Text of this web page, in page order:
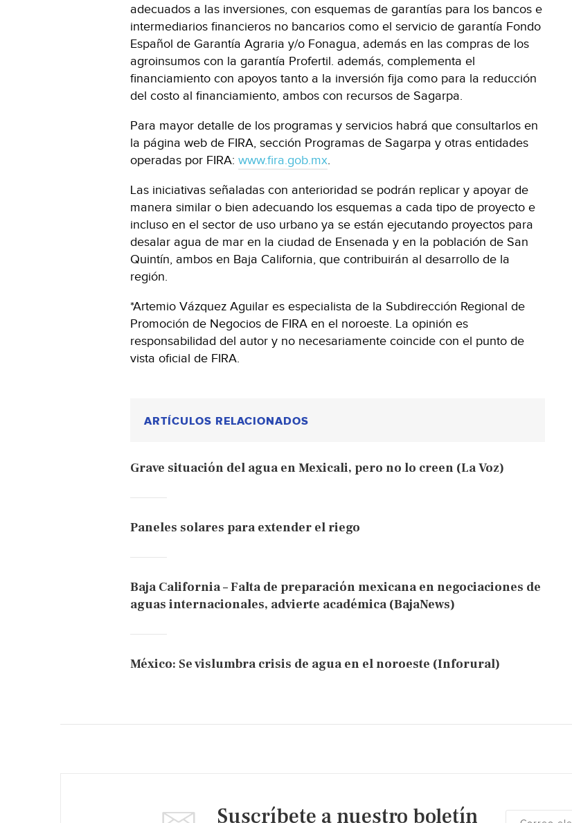
adecuados a las inversiones, con esquemas de garantías para los bancos e
intermediarios financieros no bancarios como el servicio de garantía Fondo
Español de Garantía Agraria y/o Fonagua, además en las compras de los
agroinsumos con la garantía Profertil. además, complementa el
financiamiento con apoyos tanto a la inversión fija como para la reducción
del costo al financiamiento, ambos con recursos de Sagarpa.
Para mayor detalle de los programas y servicios habrá que consultarlos en
la página web de FIRA, sección Programas de Sagarpa y otras entidades
operadas por FIRA: www.fira.gob.mx.
Las iniciativas señaladas con anterioridad se podrán replicar y apoyar de
manera similar o bien adecuando los esquemas a cada tipo de proyecto e
incluso en el sector de uso urbano ya se están ejecutando proyectos para
desalar agua de mar en la ciudad de Ensenada y en la población de San
Quintín, ambos en Baja California, que contribuirán al desarrollo de la
región.
*Artemio Vázquez Aguilar es especialista de la Subdirección Regional de
Promoción de Negocios de FIRA en el noroeste. La opinión es
responsabilidad del autor y no necesariamente coincide con el punto de
vista oficial de FIRA.
ARTÍCULOS RELACIONADOS
Grave situación del agua en Mexicali, pero no lo creen (La Voz)
Paneles solares para extender el riego
Baja California – Falta de preparación mexicana en negociaciones de
aguas internacionales, advierte académica (BajaNews)
México: Se vislumbra crisis de agua en el noroeste (Inforural)
Suscríbete a nuestro boletín